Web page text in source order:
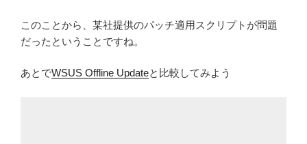
このことから、某社提供のパッチ適用スクリプトが問題
だったということですね。
あとでWSUS Offline Updateと比較してみよう